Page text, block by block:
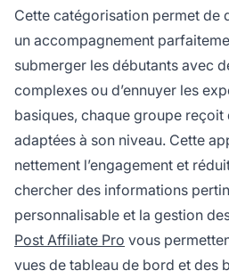
Cette catégorisation permet de
un accompagnement
submerger les débutants avec
complexes ou d’ennuyer les
basiques, chaque groupe reçoit
adaptées à son niveau. Cette
nettement l’engagement et
chercher des informations
personnalisable et la gestion
Post Affiliate Pro vous
vues de tableau de bord et des